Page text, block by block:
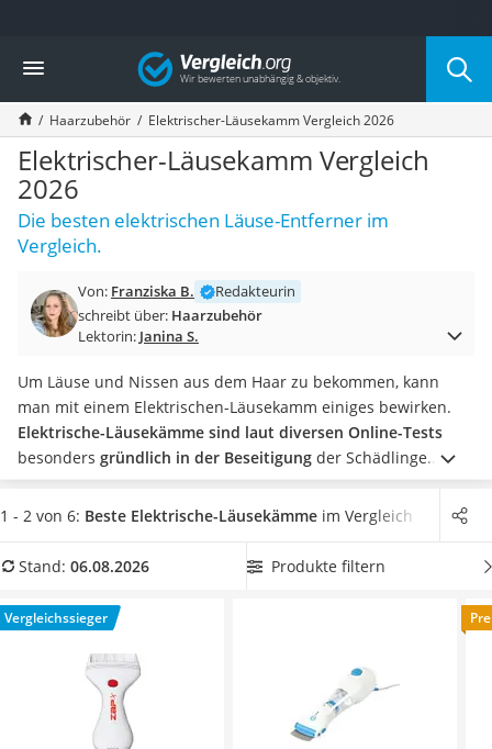
Die beliebtesten Vergleiche nach Kategorie
Drogerie
Inhalator
Haarschneider
Rollator
Braun Rasierer
Katzenklappe (Chip)
Rasierer
Masturbator
Epilierer
Reisehaartrockner
Magnesiumpräparat
Katzenklappe
Nackenmassagegerät
Zeckenschutz Katze
leichter Haartrockner
Schildkrötenhaus
Massagegerät
Service
Vergleich
Haarzubehör Elektrischer-Läusekamm Vergleich 2026
Elektrischer-Läusekamm Vergleich
2026
Die besten elektrischen Läuse-Entferner im
Vergleich.
Von: Franziska B.
Redakteurin
schreibt über: Haarzubehör
Lektorin: Janina S.
Um Läuse und Nissen aus dem Haar zu bekommen, kann
man mit einem Elektrischen-Läusekamm einiges bewirken.
Elektrische-Läusekämme sind laut diversen Online-Tests
besonders gründlich in der Beseitigung der Schädlinge.
Unterstützend kann die Anwendung einesLäusemittelsbei
besonders starkem Befall erwogen werden. Wählen Sie jetzt
geeignet ist. So können im wahrsten Sinne des Wortes zwei
uns hier im August 2026 besonders das Modell
elektrischer Läusekamm
1 - 2 von 6: Beste Elektrische-Läusekämme im Vergleich
Stand: 06.08.2026 Produkte filtern
Vergleichssieger